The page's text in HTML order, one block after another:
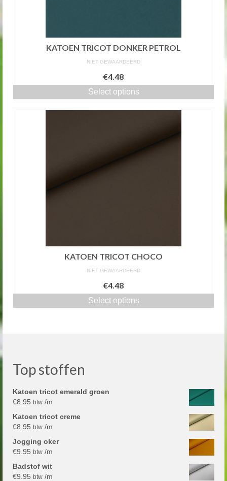
KATOEN TRICOT DONKER PETROL
NIET GEWAARDEERD
€4.48
Select options
KATOEN TRICOT CHOCO
NIET GEWAARDEERD
€4.48
Select options
Top stoffen
Katoen tricot emerald groen
€8.95 btw /m
Katoen tricot creme
€8.95 btw /m
Jogging oker
€9.95 btw /m
Badstof wit
€9.95 btw /m